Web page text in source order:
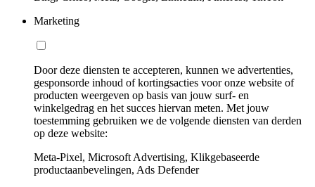
Marketing
Door deze diensten te accepteren, kunnen we advertenties,
gesponsorde inhoud of kortingsacties voor onze website of
producten weergeven op basis van jouw surf- en
winkelgedrag en het succes hiervan meten. Met jouw
toestemming gebruiken we de volgende diensten van derden
op deze website:
Meta-Pixel, Microsoft Advertising, Klikgebaseerde
productaanbevelingen, Ads Defender